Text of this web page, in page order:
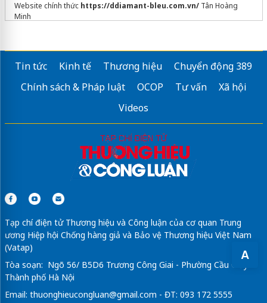
A
Website chính thức https://ddiamant-bleu.com.vn/Tân Hoàng
Minh
CapitaLand
Imperia Royal Island
Tin tức Kinh tế Thương hiệu
Chuyển động 389
Chính sách & Pháp luật
OCOP Tư vấn
Xã hội
Videos
Tạp chí điện tử Thương hiệu và Công luận của cơ quan Trung
ương Hiệp hội Chống hàng giả và Bảo vệ Thương hiệu Việt Nam
(Vatap)
Tòa soạn: Ngõ 56/ B5D6 Trương Công Giai - Phường Cầu Giấy -
Thành phố Hà Nội
Email: thuonghieucongluan@gmail.com - ĐT: 093 172 5555